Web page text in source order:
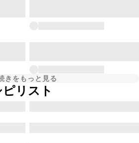
きをもっと見る
リスト